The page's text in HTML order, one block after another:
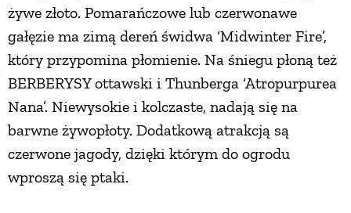
żywe złoto. Pomarańczowe lub czerwonawe
gałęzie ma zimą dereń świdwa ‘Midwinter Fire’,
który przypomina płomienie. Na śniegu płoną też
BERBERYSY ottawski i Thunberga ‘Atropurpurea
Nana’. Niewysokie i kolczaste, nadają się na
barwne żywopłoty. Dodatkową atrakcją są
czerwone jagody, dzięki którym do ogrodu
wproszą się ptaki.
CIASTA I DESERY
DODATKI